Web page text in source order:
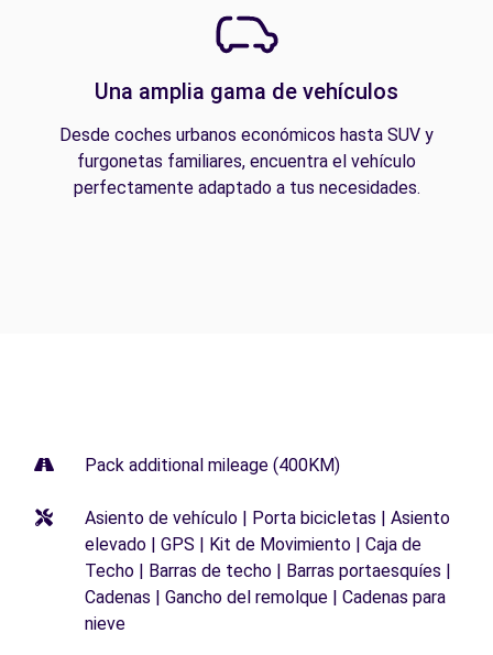
Una amplia gama de vehículos
Desde coches urbanos económicos hasta SUV y
furgonetas familiares, encuentra el vehículo
perfectamente adaptado a tus necesidades.
Pack additional mileage (400KM)
Asiento de vehículo | Porta bicicletas | Asiento
elevado | GPS | Kit de Movimiento | Caja de
Techo | Barras de techo | Barras portaesquíes |
Cadenas | Gancho del remolque | Cadenas para
nieve